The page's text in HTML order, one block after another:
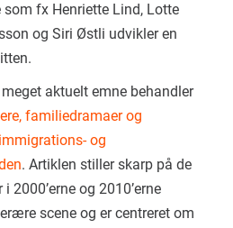
fx Henriette Lind, Lotte
og Siri Østli udvikler en
aktuelt emne behandler
familiedramaer og
og
. Artiklen stiller skarp på de
2000’erne og 2010’erne
scene og er centreret om